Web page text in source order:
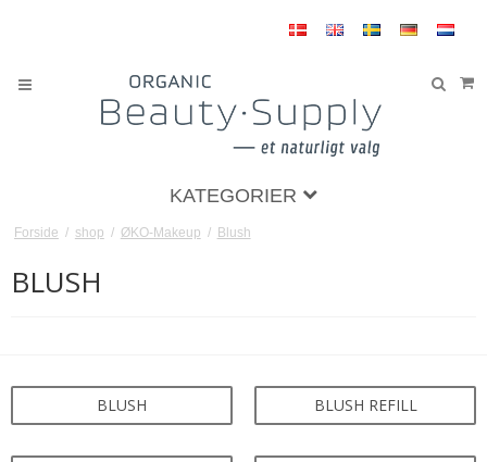
KATEGORIER
Forside / shop / ØKO-Makeup / Blush
BLUSH
BLUSH BLUSH REFILL